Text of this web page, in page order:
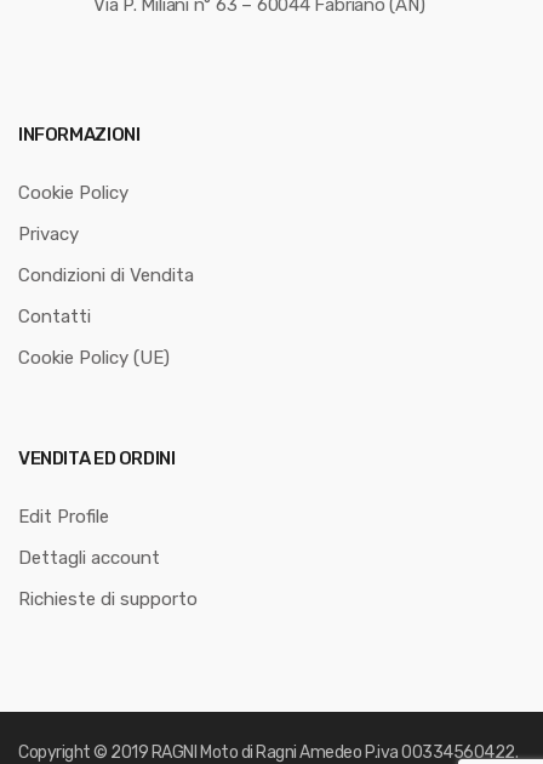
Via P. Miliani n° 63 – 60044 Fabriano (AN)
INFORMAZIONI
Cookie Policy
Privacy
Condizioni di Vendita
Contatti
Cookie Policy (UE)
VENDITA ED ORDINI
Edit Profile
Dettagli account
Richieste di supporto
Copyright © 2019 RAGNI Moto di Ragni Amedeo P.iva 00334560422.